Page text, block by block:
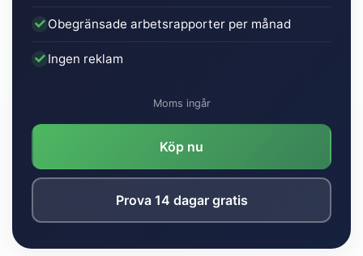
Obegränsade arbetsrapporter per månad
Ingen reklam
Moms ingår
Köp nu
Prova 14 dagar gratis